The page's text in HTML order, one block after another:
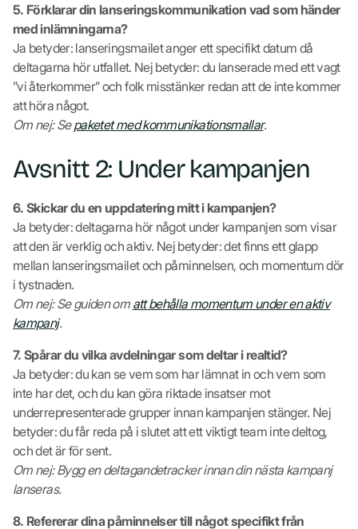
5. Förklarar din lanseringskommunikation vad som händer
med inlämningarna?
Ja betyder: lanseringsmailet anger ett specifikt datum då
deltagarna hör utfallet. Nej betyder: du lanserade med ett vagt
”vi återkommer” och folk misstänker redan att de inte kommer
att höra något.
Om nej: Sepaketet med kommunikationsmallar.
Avsnitt 2: Under kampanjen
6. Skickar du en uppdatering mitt i kampanjen?
Ja betyder: deltagarna hör något under kampanjen som visar
att den är verklig och aktiv. Nej betyder: det finns ett glapp
mellan lanseringsmailet och påminnelsen, och momentum dör
i tystnaden.
Om nej: Se guiden om att behålla momentum under en aktiv
kampanj.
7. Spårar du vilka avdelningar som deltar i realtid?
Ja betyder: du kan se vem som har lämnat in och vem som
inte har det, och du kan göra riktade insatser mot
underrepresenterade grupper innan kampanjen stänger. Nej
betyder: du får reda på i slutet att ett viktigt team inte deltog,
och det är för sent.
Om nej: Bygg en deltagandetracker innan din nästa kampanj
lanseras.
8. Refererar dina påminnelser till något specifikt från